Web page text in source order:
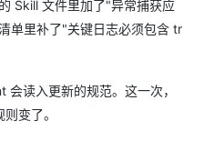
Skill 文件里加了"异常捕获应
单里补了"关键日志必须包含 tr
读入更新的规范。这一次，
变了。